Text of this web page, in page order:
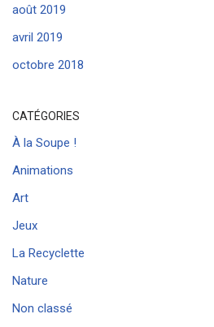
août 2019
avril 2019
octobre 2018
CATÉGORIES
À la Soupe !
Animations
Art
Jeux
La Recyclette
Nature
Non classé